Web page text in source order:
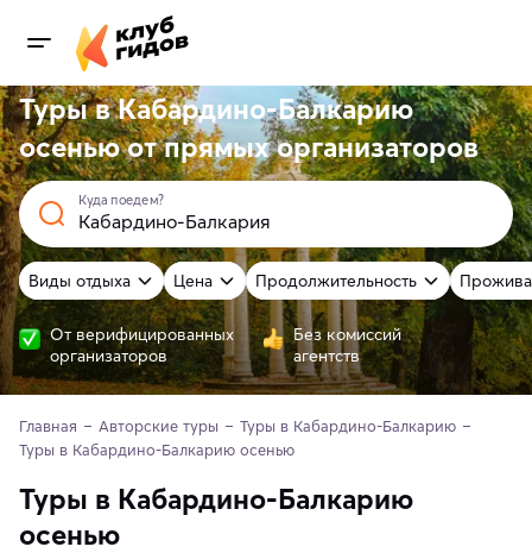
Туры в Кабардино-Балкарию
осенью отпрямыхорганизаторов
Куда поедем?
Виды отдыха Цена Продолжительность
От верифицированных
организаторов
Без комиссий
агентств
Главная Авторские туры
Туры в Кабардино-Балкарию
Туры в Кабардино-Балкарию осенью
Туры в Кабардино-Балкарию
осенью